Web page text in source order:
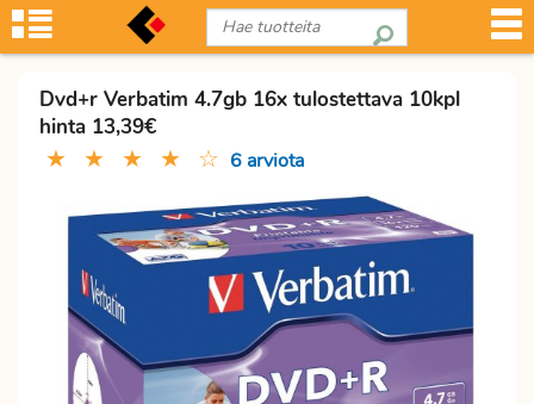
Dvd+r Verbatim 4.7gb 16x tulostettava 10kpl
hinta 13,39€
★ ★ ★ ★ ☆ 6 arviota